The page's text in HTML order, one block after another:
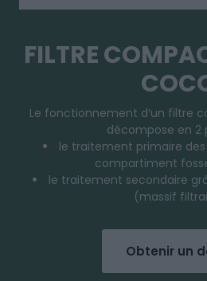
FILTRE
Le fonctionnement d’un filtre
décompose en 2
le traitement primaire des
compartiment
le traitement secondaire
(massif
Obtenir un